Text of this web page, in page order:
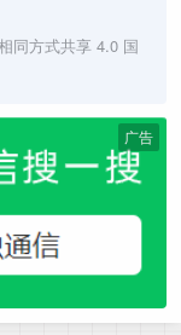
同方式共享 4.0 国
广告